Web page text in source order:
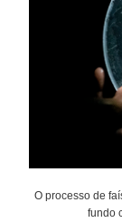
O processo de
fundo